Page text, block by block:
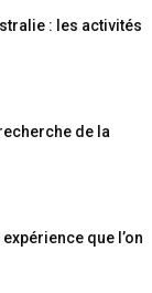
: les activités
de la
que l’on